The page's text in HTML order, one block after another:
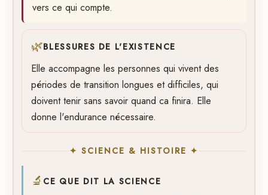
vers ce qui compte.
🌿BLESSURES DE L'EXISTENCE
Elle accompagne les personnes qui vivent des
périodes de transition longues et difficiles, qui
doivent tenir sans savoir quand ca finira. Elle
donne l'endurance nécessaire.
✦ SCIENCE & HISTOIRE ✦
🔬 CE QUE DIT LA SCIENCE